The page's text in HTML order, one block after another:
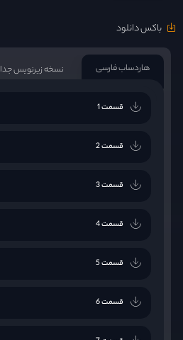
باکس دانلود
هاردساب فارسی نسخه زیرنویس جدا
قسمت 1
قسمت 2
قسمت 3
قسمت 4
قسمت 5
قسمت 6